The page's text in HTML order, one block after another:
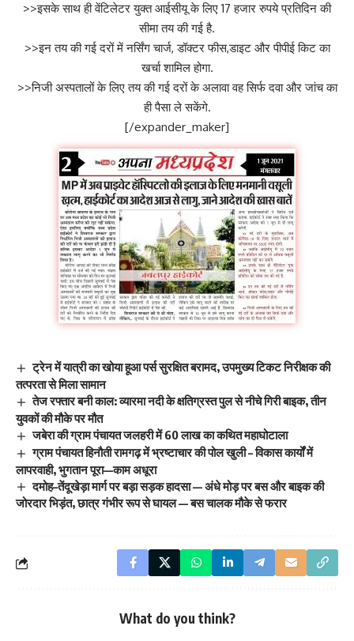
>>इसके साथ ही वेंटिलेटर युक्त आईसीयू के लिए 17 हजार रुपये प्रतिदिन की
सीमा तय की गई है.
>>इन तय की गई दरों में नर्सिंग चार्ज, डॉक्टर फीस,डाइट और पीपीई किट का
खर्चा शामिल होगा.
>>निजी अस्पतालों के लिए तय की गई दरों के अलावा वह सिर्फ दवा और जांच का
ही पैसा ले सकेंगे.
[/expander_maker]
ट्रेन में यात्री का खोया हूआ पर्स सुरक्षित बरामद, उपमुख्य टिकट निरीक्षक की
तत्परता से मिला सामान
तेज रफ्तार बनी काल: व्यारमा नदी के क्षतिग्रस्त पुल से नीचे गिरी बाइक, तीन
युवकों की मौके पर मौत
जबेरा की ग्राम पंचायत जलहरी में 60 लाख का कथित महाघोटाला
ग्राम पंचायत हिनौती रामगढ़ में भ्रष्टाचार की पोल खुली – विकास कार्यों में
लापरवाही, भुगतान पूरा—काम अधूरा
दमोह–तेंदूखेड़ा मार्ग पर बड़ा सड़क हादसा — अंधे मोड़ पर बस और बाइक की
जोरदार भिड़ंत, छात्र गंभीर रूप से घायल — बस चालक मौके से फरार
What do you think?